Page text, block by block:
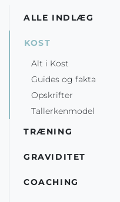
ALLE INDLÆG
KOST
Alt i Kost
Guides og fakta
Opskrifter
Tallerkenmodel
TRÆNING
GRAVIDITET
COACHING